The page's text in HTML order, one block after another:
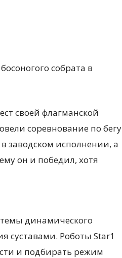
своей флагманской
соревнование по бегу
заводском исполнении, а
он и победил, хотя
динамического
суставами. Роботы Star1
и подбирать режим